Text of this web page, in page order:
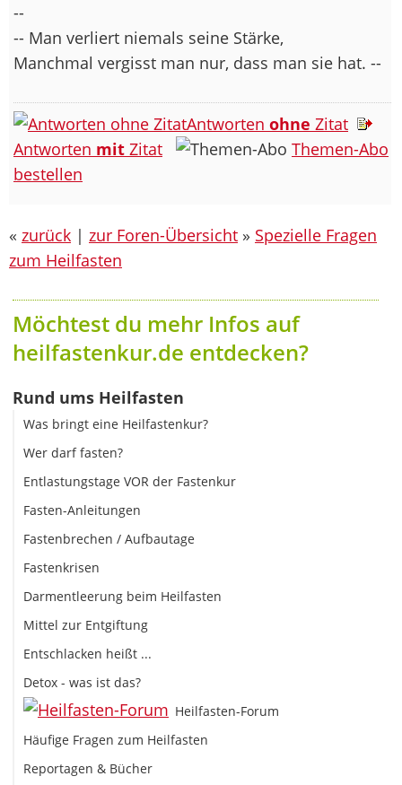
--
-- Man verliert niemals seine Stärke,
Manchmal vergisst man nur, dass man sie hat. --
Antworten ohne Zitat
Antworten mit Zitat
Themen-Abo
bestellen
« zurück | zur Foren-Übersicht » Spezielle Fragen
zum Heilfasten
Möchtest du mehr Infos auf
heilfastenkur.de entdecken?
Rund ums Heilfasten
Was bringt eine Heilfastenkur?
Wer darf fasten?
Entlastungstage VOR der Fastenkur
Fasten-Anleitungen
Fastenbrechen / Aufbautage
Fastenkrisen
Darmentleerung beim Heilfasten
Mittel zur Entgiftung
Entschlacken heißt ...
Detox - was ist das?
Heilfasten-Forum
Häufige Fragen zum Heilfasten
Reportagen & Bücher